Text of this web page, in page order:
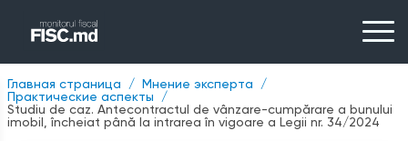
Главная страница
Мнение эксперта
Практические аспекты
Studiu de caz. Antecontractul de vânzare-cumpărare a bunului
imobil, încheiat până la intrarea în vigoare a Legii nr. 34/2024